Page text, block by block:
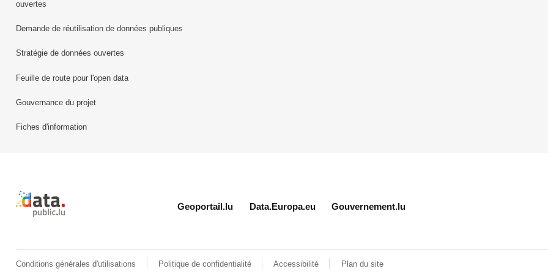
ouvertes
Demande de réutilisation de données publiques
Stratégie de données ouvertes
Feuille de route pour l'open data
Gouvernance du projet
Fiches d'information
Retour à l'accueil de data.public.lu
Geoportail.lu Data.Europa.eu Gouvernement.lu
Conditions générales d'utilisations Politique de confidentialité Accessibilité Plan du site